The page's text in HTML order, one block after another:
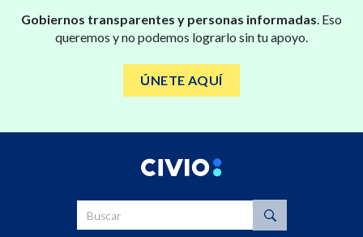
Gobiernos transparentes y personas informadas. Eso
queremos y no podemos lograrlo sin tu apoyo.
ÚNETE AQUÍ